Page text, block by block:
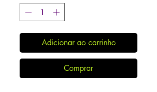
Adicionar ao carrinho
Comprar